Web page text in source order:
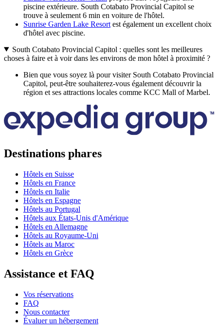
piscine extérieure. South Cotabato Provincial Capitol se
trouve à seulement 6 min en voiture de l'hôtel.
Sunrise Garden Lake Resort est également un excellent choix
d'hôtel avec piscine.
South Cotabato Provincial Capitol : quelles sont les meilleures
choses à faire et à voir dans les environs de mon hôtel à proximité ?
Bien que vous soyez là pour visiter South Cotabato Provincial
Capitol, peut-être souhaiterez-vous également découvrir la
région et ses attractions locales comme KCC Mall of Marbel.
Destinations phares
Hôtels en Suisse
Hôtels en France
Hôtels en Italie
Hôtels en Espagne
Hôtels au Portugal
Hôtels aux États-Unis d'Amérique
Hôtels en Allemagne
Hôtels au Royaume-Uni
Hôtels au Maroc
Hôtels en Grèce
Assistance et FAQ
Vos réservations
FAQ
Nous contacter
Évaluer un hébergement